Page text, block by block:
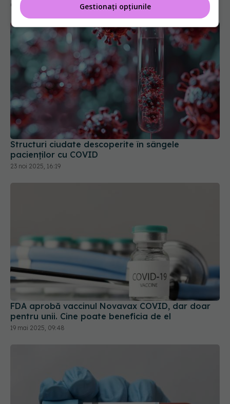
02 iul 2024, 12:22
Structuri ciudate descoperite în sângele
pacienților cu COVID
23 noi 2025, 16:19
FDA aprobă vaccinul Novavax COVID, dar doar
pentru unii. Cine poate beneficia de el
19 mai 2025, 09:48
Gestionați opțiunile